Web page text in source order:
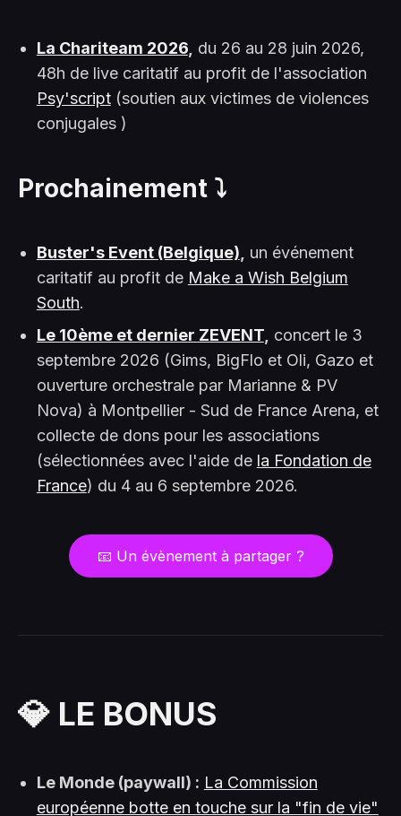
La Chariteam 2026, du 26 au 28 juin 2026,
48h de live caritatif au profit de l'association
Psy'script(soutien aux victimes de violences
conjugales )
Prochainement ⤵️
Buster's Event (Belgique)
un événement
caritatif au profit de Make a Wish Belgium
South.
Le 10ème et dernier ZEVENT, concert le 3
septembre 2026 (Gims, BigFlo et Oli, Gazo et
ouverture orchestrale par Marianne & PV
Nova) à Montpellier - Sud de France Arena, et
collecte de dons pour les associations
(sélectionnées avec l'aide de la Fondation de
France) du 4 au 6 septembre 2026.
📧 Un évènement à partager ?
💎 LE BONUS
Le Monde (paywall) : La Commission
européenne botte en touche sur la "fin de vie"